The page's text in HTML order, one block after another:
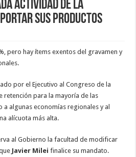
actividad de la
sus productos
pero hay ítems exentos del gravamen y
por el Ejecutivo al Congreso de la
retención para la mayoría de las
algunas economías regionales y al
alícuota más alta.
al Gobierno la facultad de modificar
Javier Milei finalice su mandato.